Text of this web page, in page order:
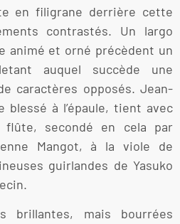
en filigrane derrière cette
contrastés. Un largo
animé et orné précèdent un
auquel succède une
caractères opposés. Jean-
blessé à l’épaule, tient avec
secondé en cela par
Mangot, à la viole de
guirlandes de Yasuko
brillantes, mais bourrées